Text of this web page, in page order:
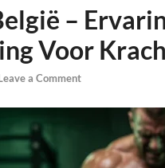
–
Voor
a Comment